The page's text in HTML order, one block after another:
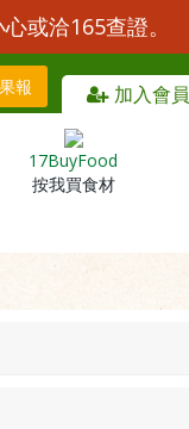
或洽165查證。
加入會員
報
17BuyFood
按我買食材